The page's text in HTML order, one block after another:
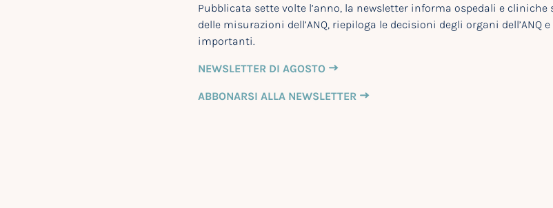
Pubblicata sette volte l’anno, la newsletter informa ospedali e cliniche
delle misurazioni dell’ANQ, riepiloga le decisioni degli organi dell’ANQ
importanti.
NEWSLETTER DI AGOSTO
ABBONARSI ALLA NEWSLETTER